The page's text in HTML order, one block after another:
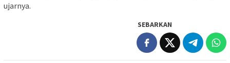
ujarnya.
SEBARKAN